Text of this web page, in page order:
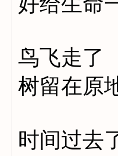
鸟飞走了
树留在原
时间过去